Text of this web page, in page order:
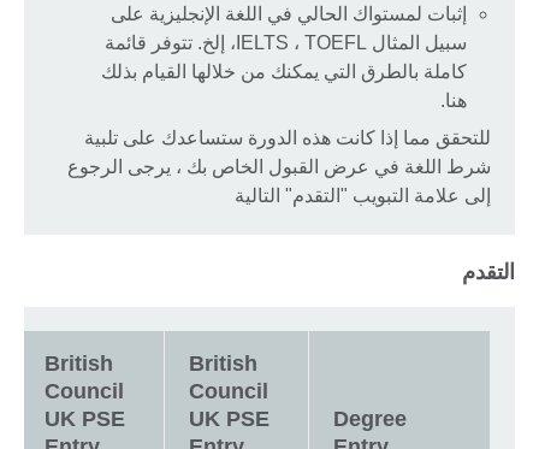
إثبات لمستواك الحالي في اللغة الإنجليزية على
سبيل المثال IELTS ، TOEFL، إلخ. تتوفر قائمة
كاملة بالطرق التي يمكنك من خلالها القيام بذلك
هنا.
للتحقق مما إذا كانت هذه الدورة ستساعدك على تلبية
شرط اللغة في عرض القبول الخاص بك ، يرجى الرجوع
إلى علامة التبويب "التقدم" التالية
التقدم
Degree
British
Council
UK PSE
British
Council
UK PSE